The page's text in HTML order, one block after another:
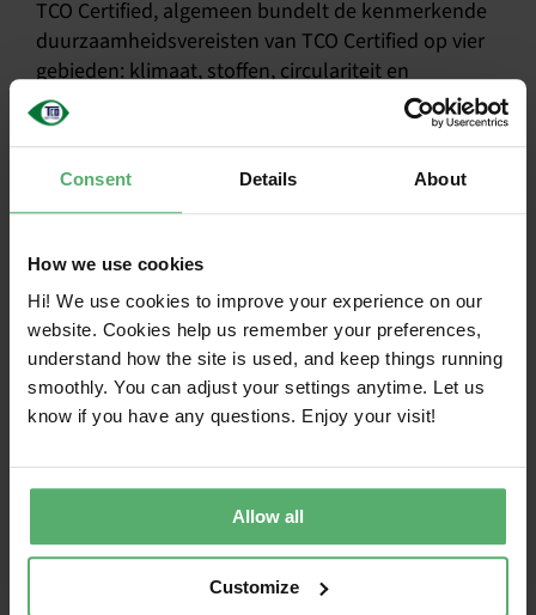
Consent Details About
How we use cookies
Hi! We use cookies to improve your experience on our
website. Cookies help us remember your preferences,
understand how the site is used, and keep things running
smoothly. You can adjust your settings anytime. Let us
know if you have any questions. Enjoy your visit!
Allow all
Customize
TCO Certified, algemeen bundelt de kenmerkende
duurzaamheidsvereisten van TCO Certified op vier
gebieden: klimaat, stoffen, circulariteit en
toeleveringsketen, evenals verplichte
onafhankelijke verificatie, wat zorgt voor
toegepast op elke IT-productcategorie die
momenteel niet wordt gedekt door
productspecifieke criteria.
Samen op weg naar
duurzame IT
TCO Certified is de wereldwijde
duurzaamheidscertificering voor IT-producten en
stelt zowel IT-kopers als merken in staat om meer
verantwoorde keuzes te maken. Onze uitgebreide
criteria zijn ontworpen om sociale en
milieuverantwoordelijkheid te stimuleren en worden